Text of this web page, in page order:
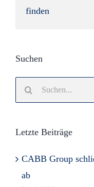
finden
Suchen
Search
for:
Letzte Beiträge
CABB Group
ab